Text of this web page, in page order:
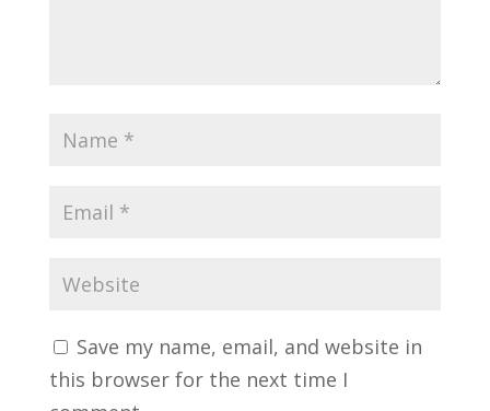
Save my name, email, and website in
this browser for the next time I